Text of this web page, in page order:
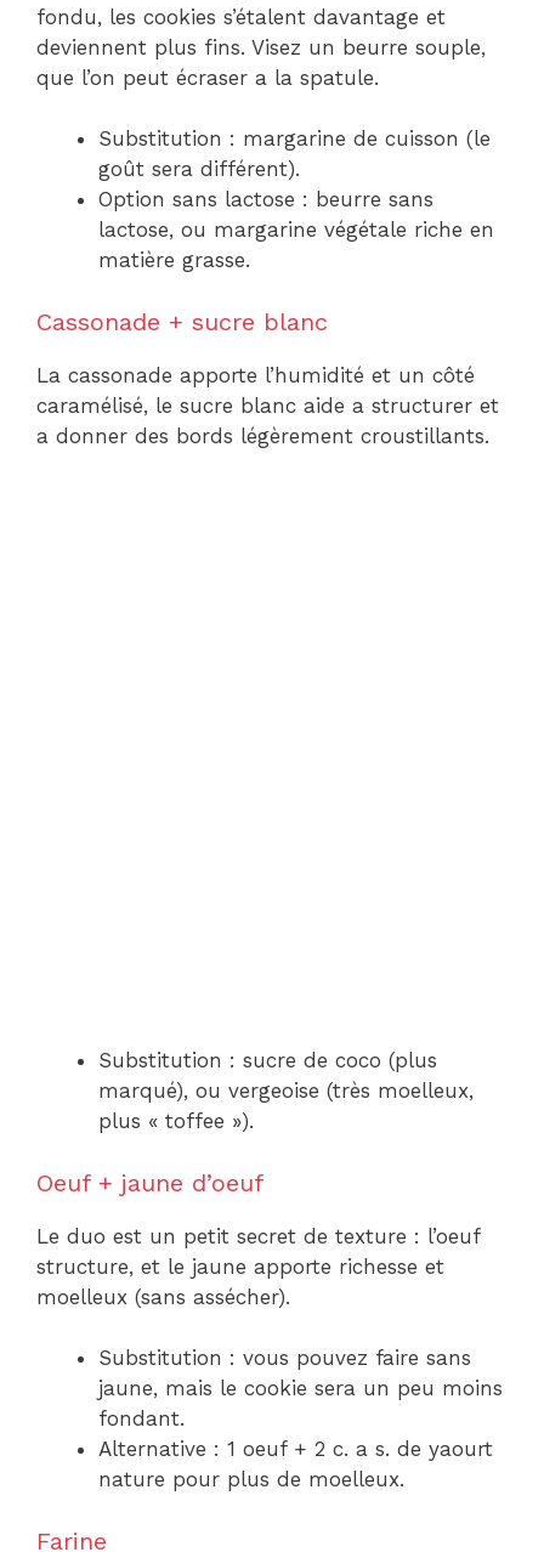
fondu, les cookies s’étalent davantage et
deviennent plus fins. Visez un beurre souple,
que l’on peut écraser a la spatule.
Substitution : margarine de cuisson (le
goût sera différent).
Option sans lactose : beurre sans
lactose, ou margarine végétale riche en
matière grasse.
Cassonade + sucre blanc
La cassonade apporte l’humidité et un côté
caramélisé, le sucre blanc aide a structurer et
a donner des bords légèrement croustillants.
Substitution : sucre de coco (plus
marqué), ou vergeoise (très moelleux,
plus « toffee »).
Oeuf + jaune d’oeuf
Le duo est un petit secret de texture : l’oeuf
structure, et le jaune apporte richesse et
moelleux (sans assécher).
Substitution : vous pouvez faire sans
jaune, mais le cookie sera un peu moins
fondant.
Alternative : 1 oeuf + 2 c. a s. de yaourt
nature pour plus de moelleux.
Farine